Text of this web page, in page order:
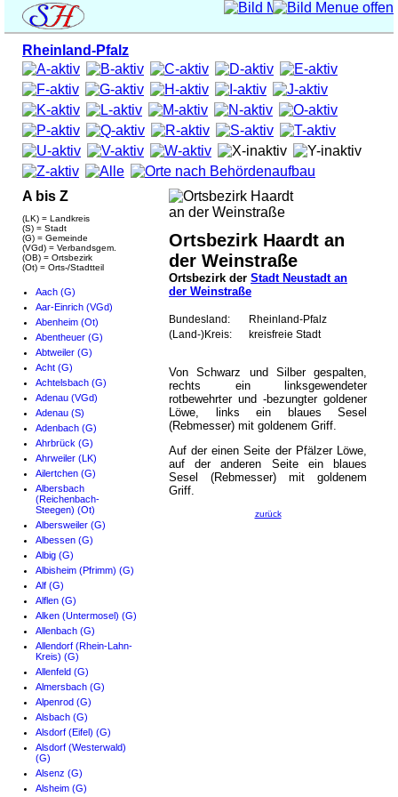
Rheinland-Pfalz
A bis Z
(LK) = Landkreis
(S) = Stadt
(G) = Gemeinde
(VGd) = Verbandsgem.
(OB) = Ortsbezirk
(Ot) = Orts-/Stadtteil
Aach (G)
Aar-Einrich (VGd)
Abenheim (Ot)
Abentheuer (G)
Abtweiler (G)
Acht (G)
Achtelsbach (G)
Adenau (VGd)
Adenau (S)
Adenbach (G)
Ahrbrück (G)
Ahrweiler (LK)
Ailertchen (G)
Albersbach
(Reichenbach-
Steegen) (Ot)
Albersweiler (G)
Albessen (G)
Albig (G)
Albisheim (Pfrimm) (G)
Alf (G)
Alflen (G)
Alken (Untermosel) (G)
Allenbach (G)
Allendorf (Rhein-Lahn-
Kreis) (G)
Allenfeld (G)
Almersbach (G)
Alpenrod (G)
Alsbach (G)
Alsdorf (Eifel) (G)
Alsdorf (Westerwald)
(G)
Alsenz (G)
Alsheim (G)
Ortsbezirk Haardt an
der Weinstraße
Ortsbezirk der Stadt Neustadt an
der Weinstraße
Bundesland:
Rheinland-Pfalz
(Land-)Kreis:
kreisfreie Stadt
Von Schwarz und Silber gespalten,
rechts ein linksgewendeter
rotbewehrter und -bezungter goldener
Löwe, links ein blaues Sesel
(Rebmesser) mit goldenem Griff.
Auf der einen Seite der Pfälzer Löwe,
auf der anderen Seite ein blaues
Sesel (Rebmesser) mit goldenem
Griff.
zurück